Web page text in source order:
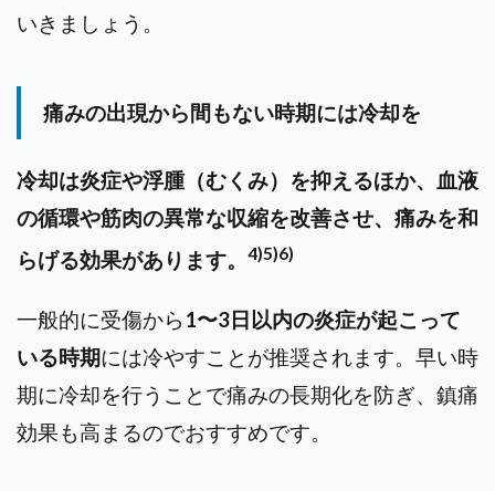
いきましょう。
痛みの出現から間もない時期には冷却を
冷却は炎症や浮腫（むくみ）を抑えるほか、血液
の循環や筋肉の異常な収縮を改善させ、痛みを和
らげる効果があります。
4)5)6)
一般的に受傷から 1〜3日以内の炎症が起こって
いる時期には冷やすことが推奨されます。 早い時
期に冷却を行うことで痛みの長期化を防ぎ、鎮痛
効果も高まるのでおすすめです。